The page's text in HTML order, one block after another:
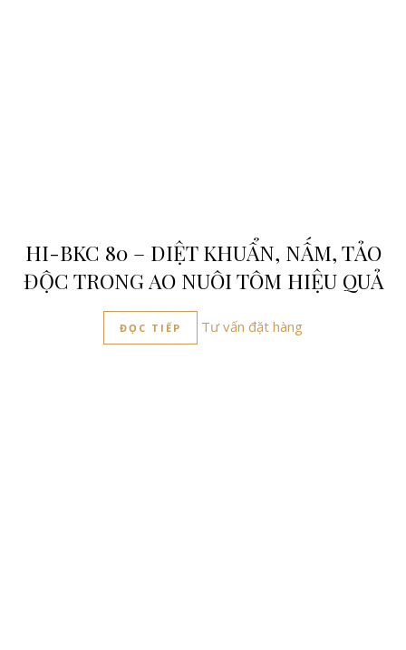
HI-BKC 80 – DIỆT KHUẨN, NẤM, TẢO
ĐỘC TRONG AO NUÔI TÔM HIỆU QUẢ
ĐỌC TIẾP Tư vấn đặt hàng